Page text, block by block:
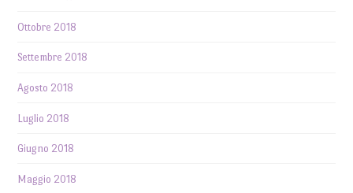
Ottobre 2018
Settembre 2018
Agosto 2018
Luglio 2018
Giugno 2018
Maggio 2018